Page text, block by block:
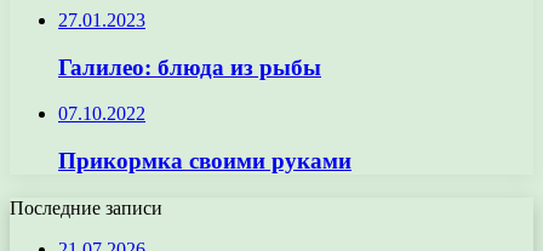
27.01.2023
Галилео: блюда из рыбы
07.10.2022
Прикормка своими руками
Последние записи